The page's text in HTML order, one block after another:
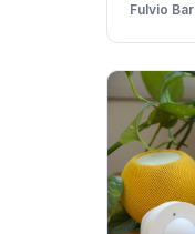
del
Fulvio